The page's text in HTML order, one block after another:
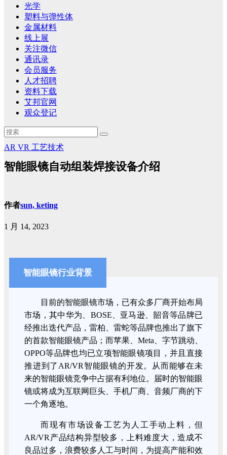
光学
塑料与弹性体
金属材料
线上展
关注微信
通讯录
会员服务
人才招聘
资料下载
艾邦官网
观众登记
AR VR 工艺技术
智能眼镜自动组装焊接设备介绍
作者sun, keting
1 月 14, 2023
智能眼镜行业背景
目前的智能眼镜市场，已有众多厂商开始布局
市场，其中华为、BOSE、亚马逊、韶音等品牌已
经推出迭代产品，雷柏、雷蛇等品牌也推出了旗下
的首款智能眼镜产品；而苹果、Meta、字节跳动、
OPPO等品牌也均已立项智能眼镜项目，并且直接
推进到了AR/VR智能眼镜的开发。从而能够在未
来的智能眼镜竞争中占据有利地位。届时的智能眼
镜或将成为互联网巨头、手机厂商、音频厂商的下
一个角逐地。
而现有市场设备工艺为人工手动上料，但
AR/VR产品结构异型较多，上料难度大，造成不
良品过多，浪费较多人工与时间，为提高产能和效